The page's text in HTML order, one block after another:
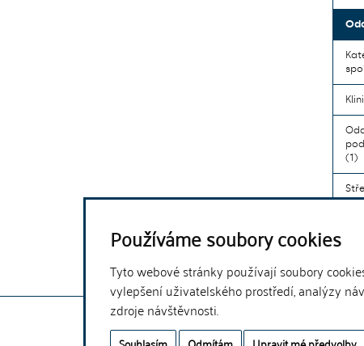
Používáme soubory cookies
Tyto webové stránky používají soubory
vylepšení uživatelského prostředí, analýzy
zdroje návštěvnosti.
(1)